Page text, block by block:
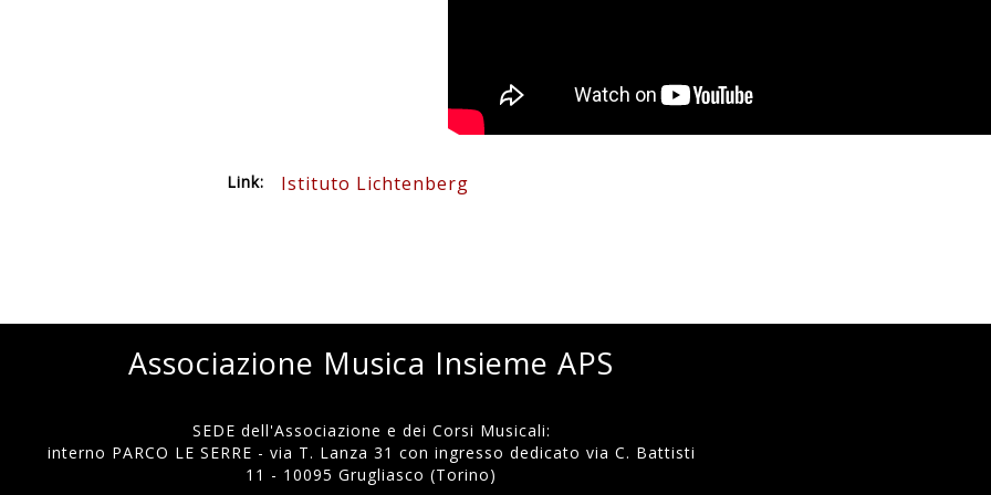
Link: Istituto Lichtenberg
Associazione Musica Insieme APS
SEDE dell'Associazione e dei Corsi Musicali:
interno PARCO LE SERRE - via T. Lanza 31 con ingresso dedicato via C. Battisti
11 - 10095 Grugliasco (Torino)